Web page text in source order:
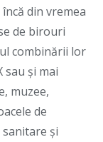
din vremea
de birouri
combinării lor
sau și mai
muzee,
de
și